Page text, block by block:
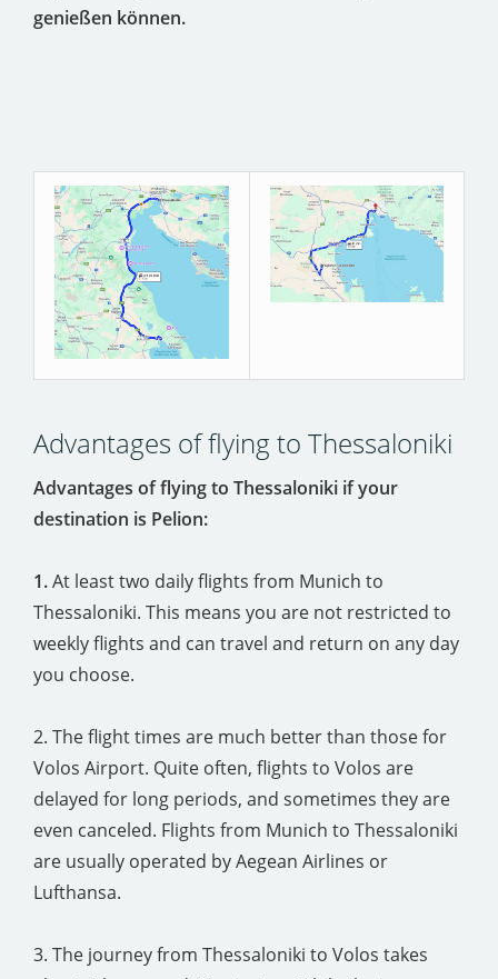
genießen können.
Advantages of flying to Thessaloniki
Advantages of flying to Thessaloniki if your
destination is Pelion:
1.At least two daily flights from Munich to
Thessaloniki. This means you are not restricted to
weekly flights and can travel and return on any day
you choose.
2. The flight times are much better than those for
Volos Airport. Quite often, flights to Volos are
delayed for long periods, and sometimes they are
even canceled. Flights from Munich to Thessaloniki
are usually operated by Aegean Airlines or
Lufthansa.
3. The journey from Thessaloniki to Volos takes